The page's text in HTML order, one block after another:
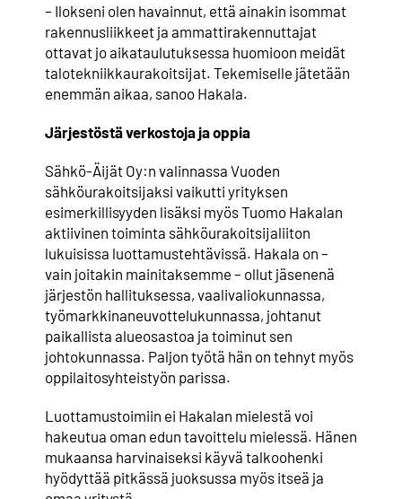
– Ilokseni olen havainnut, että ainakin isommat
rakennusliikkeet ja ammattirakennuttajat
ottavat jo aikataulutuksessa huomioon meidät
talotekniikkaurakoitsijat. Tekemiselle jätetään
enemmän aikaa, sanoo Hakala.
Järjestöstä verkostoja ja oppia
Sähkö-Äijät Oy:n valinnassa Vuoden
sähköurakoitsijaksi vaikutti yrityksen
esimerkillisyyden lisäksi myös Tuomo Hakalan
aktiivinen toiminta sähköurakoitsijaliiton
lukuisissa luottamustehtävissä. Hakala on –
vain joitakin mainitaksemme – ollut jäsenenä
järjestön hallituksessa, vaalivaliokunnassa,
työmarkkinaneuvottelukunnassa, johtanut
paikallista alueosastoa ja toiminut sen
johtokunnassa. Paljon työtä hän on tehnyt myös
oppilaitosyhteistyön parissa.
Luottamustoimiin ei Hakalan mielestä voi
hakeutua oman edun tavoittelu mielessä. Hänen
mukaansa harvinaiseksi käyvä talkoohenki
hyödyttää pitkässä juoksussa myös itseä ja